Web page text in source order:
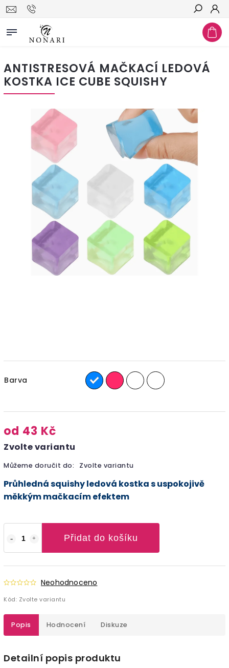
Hledat
ANTISTRESOVÁ MAČKACÍ LEDOVÁ
KOSTKA ICE CUBE SQUISHY
Barva
od 43 Kč
Zvolte variantu
Můžeme doručit do: Zvolte variantu
Přidat do košíku
Neohodnoceno
Kód: Zvolte variantu
Průhledná squishy ledová kostka s uspokojivě
měkkým mačkacím efektem
Popis Hodnocení Diskuze
Detailní popis produktu